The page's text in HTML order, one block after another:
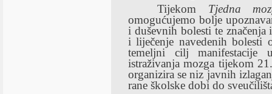
Tijekom Tjedna
omogućujemo bolje
i duševnih bolesti te
i liječenje navedenih bolesti
temeljni cilj manifestacije
istraživanja mozga tijekom
organizira se niz javnih
rane školske dobi do